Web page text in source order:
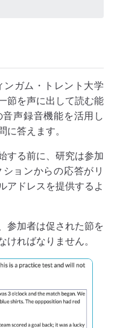
ンガム・トレント大学
節を声に出して読む能
声録音機能を活用し
答えます。
する前に、研究は参加
ョンからの応答がリ
アドレスを提供するよ
参加者は促された節を
ればなりません。